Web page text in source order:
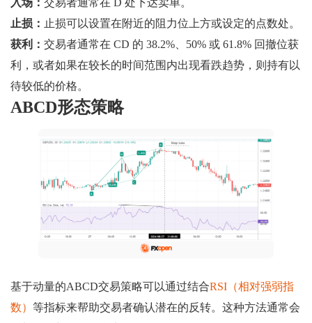
入场： 交易者通常在 D 处下达卖单。
止损： 止损可以设置在附近的阻力位上方或设定的点数处。
获利： 交易者通常在 CD 的 38.2%、50% 或 61.8% 回撤位获
利，或者如果在较长的时间范围内出现看跌趋势，则持有以
待较低的价格。
ABCD形态策略
基于动量的ABCD交易策略可以通过结合RSI（相对强弱指
数） 等指标来帮助交易者确认潜在的反转。这种方法通常会